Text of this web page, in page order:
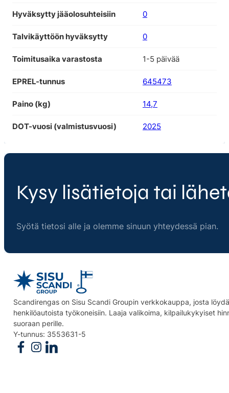
Hyväksytty jääolosuhteisiin 0
Talvikäyttöön hyväksytty 0
Toimitusaika varastosta 1-5 päivää
EPREL-tunnus 645473
Paino (kg) 14,7
DOT-vuosi (valmistusvuosi) 2025
Kysy lisätietoja tai
Syötä tietosi alle ja olemme sinuun yhteydessä pian.
Scandirengas on Sisu Scandi Groupin verkkokauppa, josta
henkilöautoista työkoneisiin. Laaja valikoima, kilpailukykyiset
suoraan perille.
Y-tunnus: 3553631-5
Follow us on Facebook
Follow us on Instagram
Follow us on Linkedin